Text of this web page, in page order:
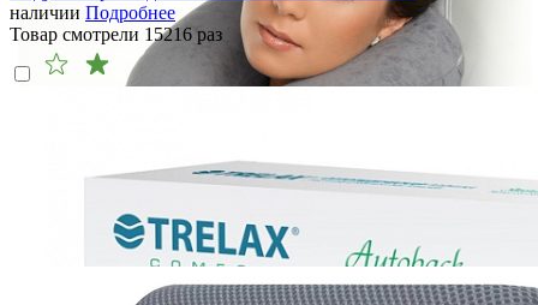
наличии Подробнее
Товар смотрели 15216 раз